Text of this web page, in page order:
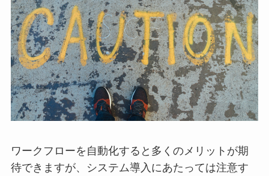
ワークフローを自動化すると多くのメリットが期
待できますが、システム導入にあたっては注意す